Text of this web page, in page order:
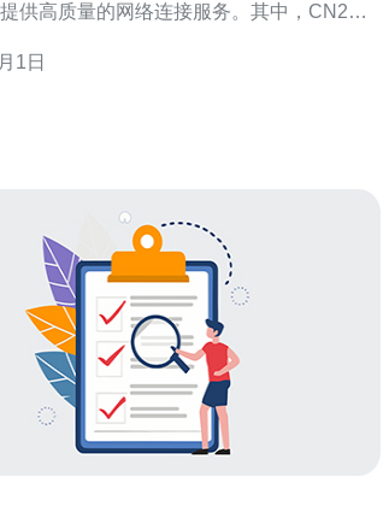
供高质量的网络连接服务。其中，CN2网
提供的一种专业网络连接服务，具有以下
1日